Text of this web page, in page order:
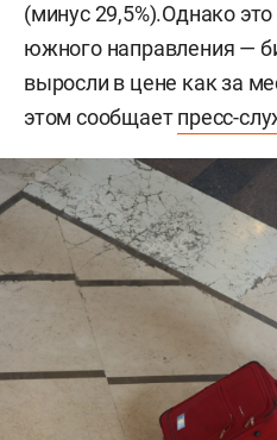
(минус 29,5%).Однако
южного направления —
выросли в цене как за
этом сообщаетпресс-